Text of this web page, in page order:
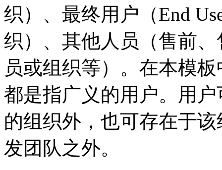
织）、最终用户（End
织）、其他人员（售前
员或组织等）。在本模
都是指广义的用户。用
的组织外，也可存在于
发团队之外。